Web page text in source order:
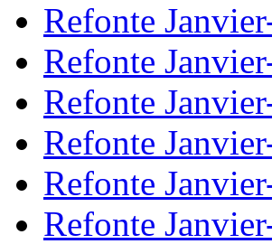
Refonte
Refonte
Refonte
Refonte
Refonte
Refonte